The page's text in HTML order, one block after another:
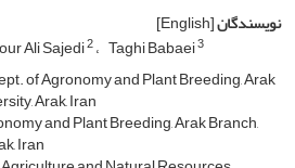
نویسندگان[English]
Ali Sajedi2 Taghi Babaei3
of Agronomy and Plant Breeding, Arak
Arak, Iran
and Plant Breeding, Arak Branch,
Iran